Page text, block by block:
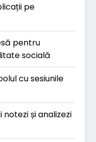
pe
pentru
socială
cu sesiunile
și analizezi